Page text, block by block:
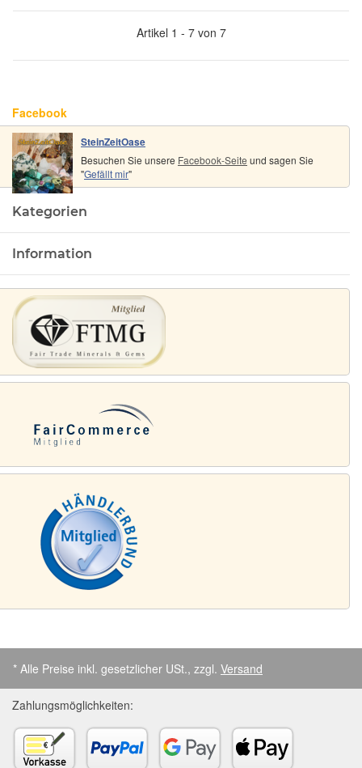
Artikel 1 - 7 von 7
Facebook
SteinZeitOase
Besuchen Sie unsere Facebook-Seite und sagen Sie
"Gefällt mir"
Kategorien
Information
* Alle Preise inkl. gesetzlicher USt., zzgl. Versand
Zahlungsmöglichkeiten: